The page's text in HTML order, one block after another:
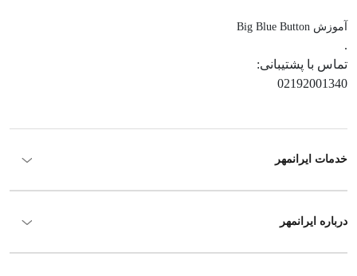
آموزش Big Blue Button
.
تماس با پشتیبانی:
02192001340
خدمات ایرانمهر
درباره ایرانمهر